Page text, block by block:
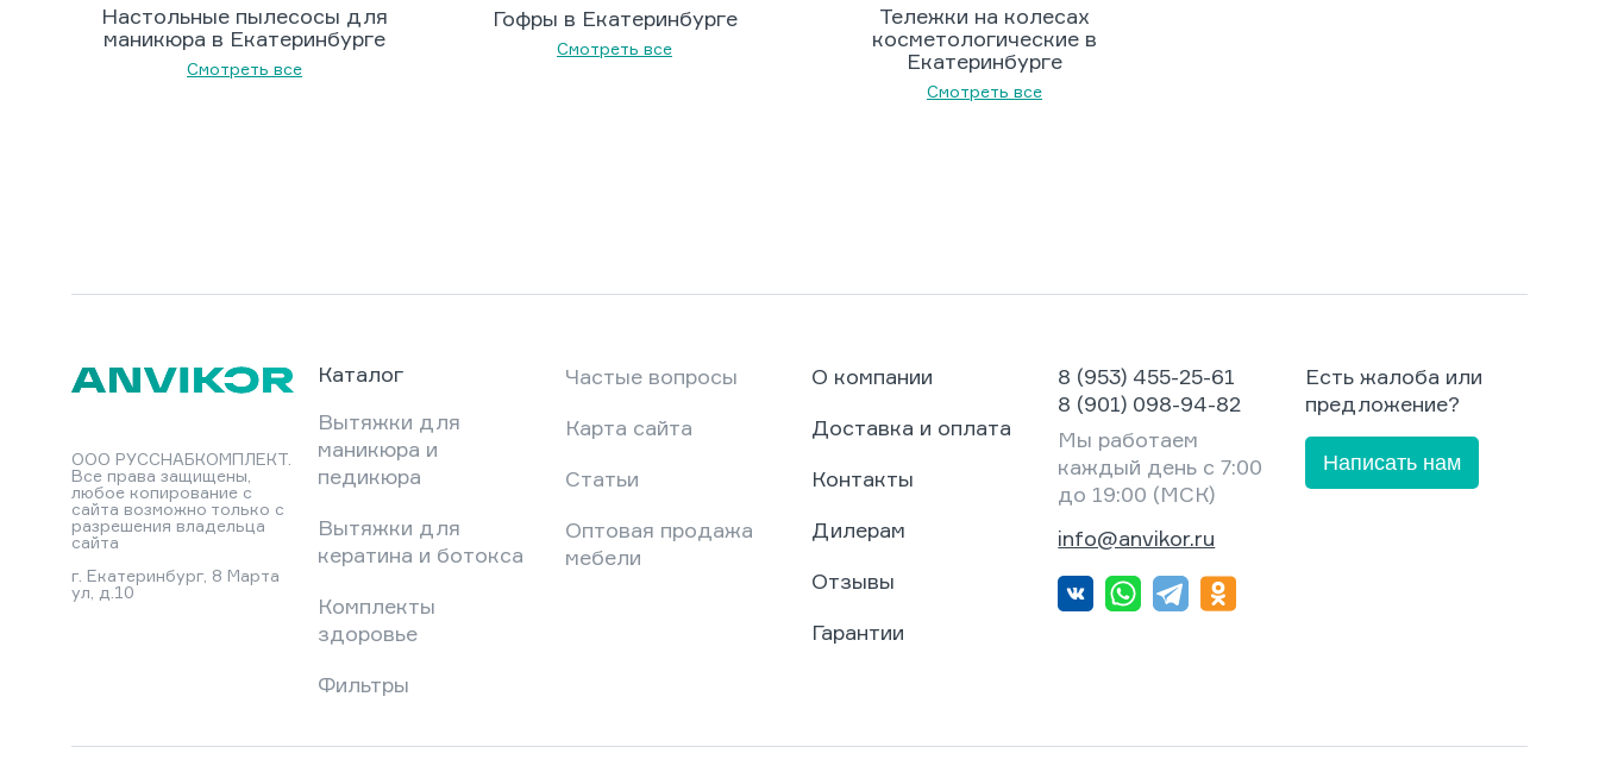
Настольные пылесосы для
маникюра в Екатеринбурге
Смотреть все
Гофры в Екатеринбурге
Смотреть все
Тележки на колесах
косметологические в
Екатеринбурге
Смотреть все
ООО РУССНАБКОМПЛЕКТ.
Все права защищены,
любое копирование с
сайта возможно только с
разрешения владельца
сайта
г. Екатеринбург, 8 Марта
ул, д.10
Каталог
Вытяжки для
маникюра и
педикюра
Вытяжки для
кератина и ботокса
Комплекты
здоровье
Фильтры
Частые вопросы
Карта сайта
Статьи
Оптовая продажа
мебели
О компании
Доставка и оплата
Контакты
Дилерам
Отзывы
Гарантии
8 (953) 455-25-61
8 (901) 098-94-82
Мы работаем
каждый день с 7:00
до 19:00 (МСК)
info@anvikor.ru
Есть жалоба или
предложение?
Написать нам